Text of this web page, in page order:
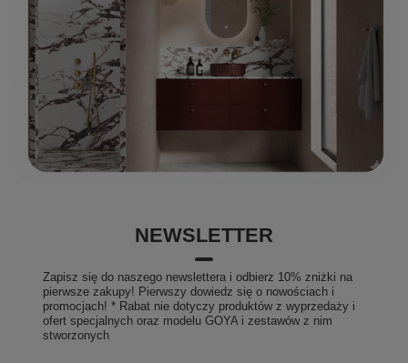
NEWSLETTER
Zapisz się do naszego newslettera i odbierz 10% zniżki na
pierwsze zakupy! Pierwszy dowiedz się o nowościach i
promocjach! * Rabat nie dotyczy produktów z wyprzedaży i
ofert specjalnych oraz modelu GOYA i zestawów z nim
stworzonych